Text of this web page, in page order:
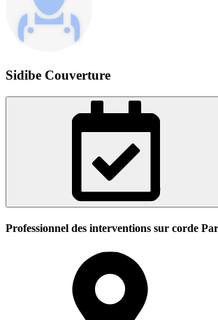
Sidibe Couverture
Professionnel des interventions sur corde